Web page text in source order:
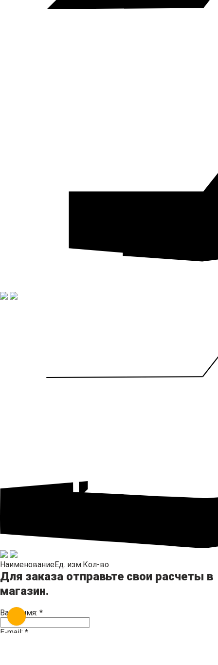
НаименованиеЕд. изм.Кол-во
Для заказа отправьте свои расчеты в
магазин.
Ваше имя: *
E-mail: *